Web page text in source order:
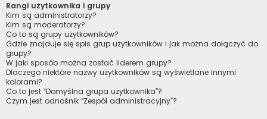
Rangi użytkownika i grupy
Kim są administratorzy?
Kim są moderatorzy?
Co to są grupy użytkowników?
Gdzie znajduje się spis grup użytkowników i jak można dołączyć do
grupy?
W jaki sposób można zostać liderem grupy?
Dlaczego niektóre nazwy użytkowników są wyświetlane innymi
kolorami?
Co to jest “Domyślna grupa użytkownika”?
Czym jest odnośnik “Zespół administracyjny”?